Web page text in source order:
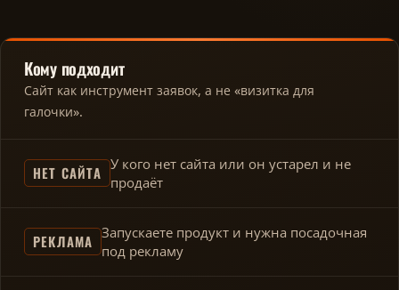
Кому подходит
Сайт как инструмент заявок, а не «визитка для
галочки».
НЕТ САЙТА У кого нет сайта или он устарел и не
продаёт
РЕКЛАМА Запускаете продукт и нужна посадочная
под рекламу